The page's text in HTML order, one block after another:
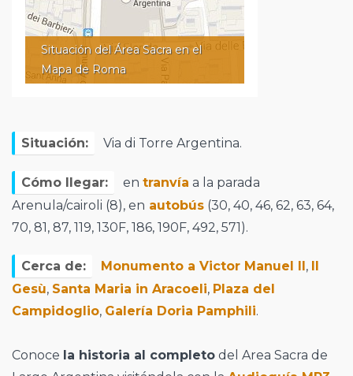
Situación del Área Sacra en el
Mapa de Roma
Situación: Via di Torre Argentina.
Cómo llegar: en tranvía a la parada
Arenula/cairoli (8), en autobús (30, 40, 46, 62, 63, 64,
70, 81, 87, 119, 130F, 186, 190F, 492, 571).
Cerca de: Monumento a Victor Manuel II, Il
Gesù, Santa Maria in Aracoeli, Plaza del
Campidoglio, Galería Doria Pamphili.
Conoce la historia al completo del Area Sacra de